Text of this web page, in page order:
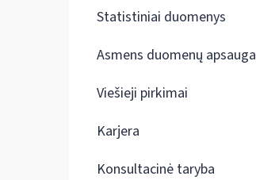
Statistiniai duomenys
Asmens duomenų apsauga
Viešieji pirkimai
Karjera
Konsultacinė taryba